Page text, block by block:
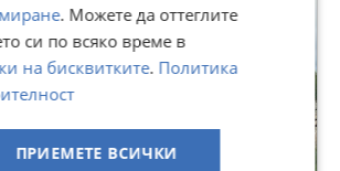
. Можете да оттеглите
си по всяко време в
на бисквитките. Политика
ПРИЕМЕТЕ ВСИЧКИ